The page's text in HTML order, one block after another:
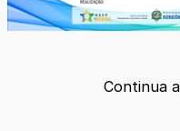
Continua